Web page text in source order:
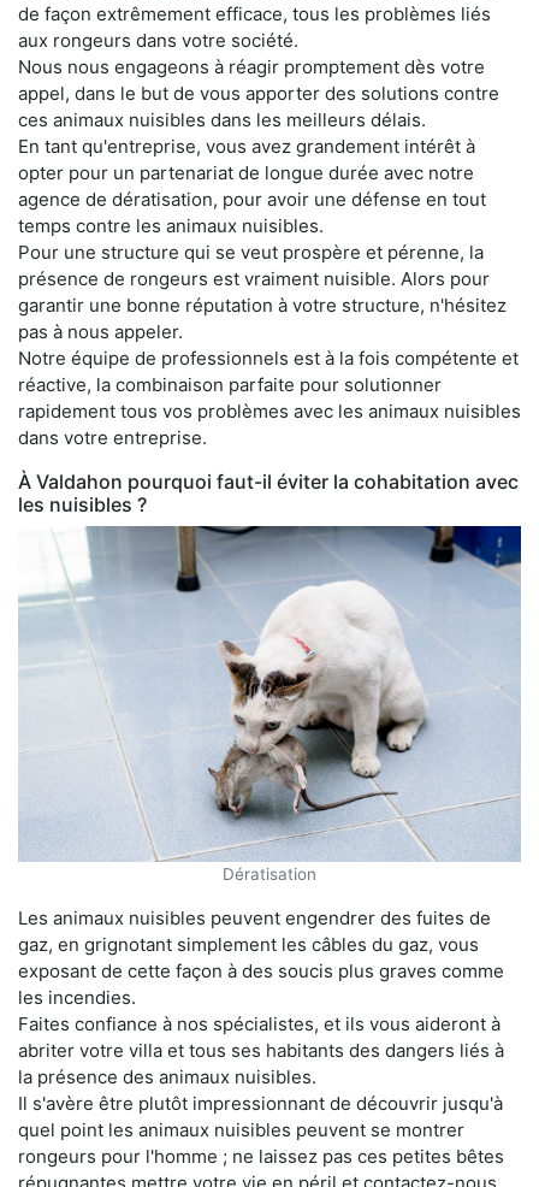
de façon extrêmement efficace, tous les problèmes liés
aux rongeurs dans votre société.
Nous nous engageons à réagir promptement dès votre
appel, dans le but de vous apporter des solutions contre
ces animaux nuisibles dans les meilleurs délais.
En tant qu'entreprise, vous avez grandement intérêt à
opter pour un partenariat de longue durée avec notre
agence de dératisation, pour avoir une défense en tout
temps contre les animaux nuisibles.
Pour une structure qui se veut prospère et pérenne, la
présence de rongeurs est vraiment nuisible. Alors pour
garantir une bonne réputation à votre structure, n'hésitez
pas à nous appeler.
Notre équipe de professionnels est à la fois compétente et
réactive, la combinaison parfaite pour solutionner
rapidement tous vos problèmes avec les animaux nuisibles
dans votre entreprise.
À Valdahon pourquoi faut-il éviter la cohabitation avec
les nuisibles ?
Dératisation
Les animaux nuisibles peuvent engendrer des fuites de
gaz, en grignotant simplement les câbles du gaz, vous
exposant de cette façon à des soucis plus graves comme
les incendies.
Faites confiance à nos spécialistes, et ils vous aideront à
abriter votre villa et tous ses habitants des dangers liés à
la présence des animaux nuisibles.
Il s'avère être plutôt impressionnant de découvrir jusqu'à
quel point les animaux nuisibles peuvent se montrer
rongeurs pour l'homme ; ne laissez pas ces petites bêtes